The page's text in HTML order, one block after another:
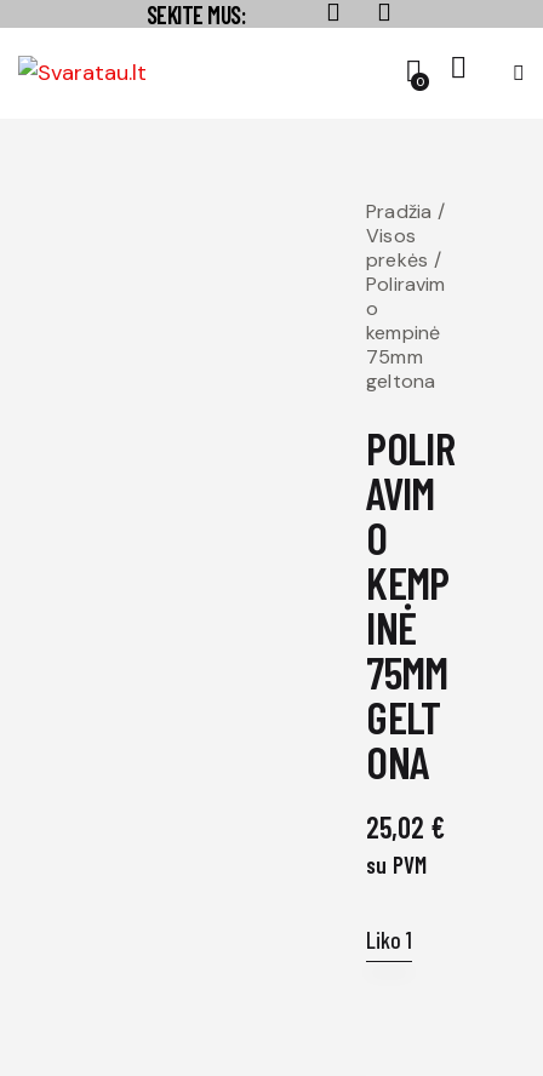
SEKITE MUS:
0
Pradžia
Visos
prekės
Poliravim
o
kempinė
75mm
geltona
POLIR
AVIM
O
KEMP
INĖ
75MM
GELT
ONA
25,02 €
su PVM
Liko 1